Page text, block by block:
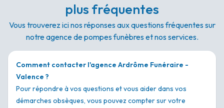
plus fréquentes
Vous trouverez ici nos réponses aux questions fréquentes sur
notre agence de pompes funèbres et nos services.
Comment contacter l'agence Ardrôme Funéraire -
Valence ?
Pour répondre à vos questions et vous aider dans vos
démarches obsèques, vous pouvez compter sur votre